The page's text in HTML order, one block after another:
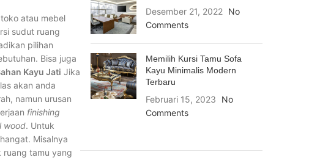
atau mebel
sudut ruang
pilihan
Bisa juga
Kayu Jati Jika
akan anda
namun urusan
finishing
wood. Untuk
Misalnya
ruang tamu yang
Desember 21, 2022 No
Comments
Memilih Kursi Tamu Sofa
Kayu Minimalis Modern
Terbaru
Februari 15, 2023
No
Comments